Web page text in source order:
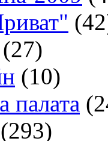
(27)
(10)
палата
(293)